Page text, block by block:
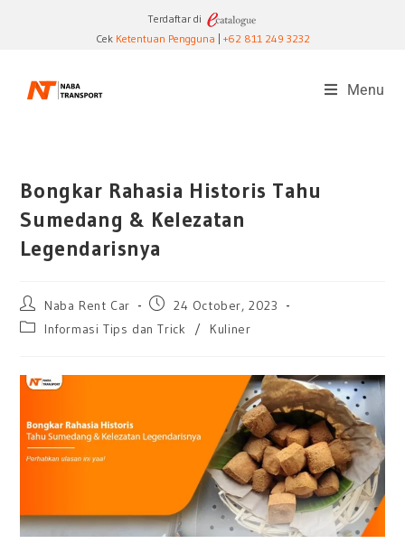
Terdaftar di
CekKetentuan Pengguna +62 811 249 3232
Menu
Bongkar Rahasia Historis Tahu
Sumedang & Kelezatan
Legendarisnya
Naba Rent Car
24 October, 2023
Informasi Tips dan Trick
/ Kuliner